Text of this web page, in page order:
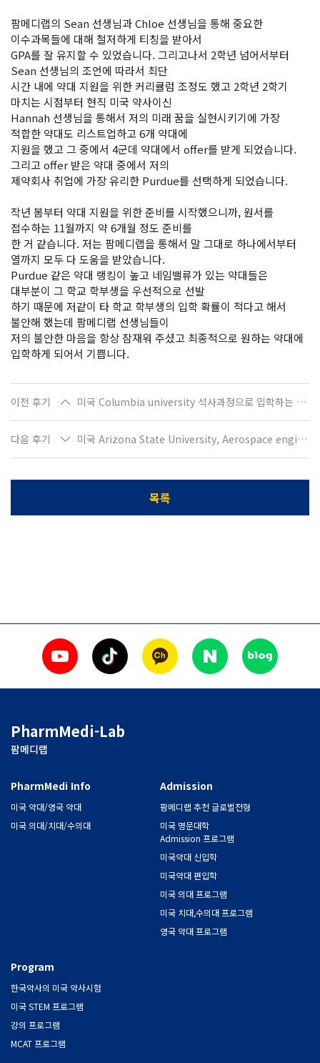
팜메디랩의 Sean 선생님과 Chloe 선생님을 통해 중요한
이수과목들에 대해 철저하게 티칭을 받아서
GPA를 잘 유지할 수 있었습니다. 그리고나서 2학년 넘어서부터
Sean 선생님의 조언에 따라서 최단
시간 내에 약대 지원을 위한 커리큘럼 조정도 했고 2학년 2학기
마치는 시점부터 현직 미국 약사이신
Hannah 선생님을 통해서 저의 미래 꿈을 실현시키기에 가장
적합한 약대도 리스트업하고 6개 약대에
지원을 했고 그 중에서 4군데 약대에서 offer를 받게 되었습니다.
그리고 offer 받은 약대 중에서 저의
제약회사 취업에 가장 유리한 Purdue를 선택하게 되었습니다.
작년 봄부터 약대 지원을 위한 준비를 시작했으니까, 원서를
접수하는 11월까지 약 6개월 정도 준비를
한 거 같습니다. 저는 팜메디랩을 통해서 말 그대로 하나에서부터
열까지 모두 다 도움을 받았습니다.
Purdue 같은 약대 랭킹이 높고 네임밸류가 있는 약대들은
대부분이 그 학교 학부생을 우선적으로 선발
하기 때문에 저같이 타 학교 학부생의 입학 확률이 적다고 해서
불안해 했는데 팜메디랩 선생님들이
저의 불안한 마음을 항상 잠재워 주셨고 최종적으로 원하는 약대에
입학하게 되어서 기쁩니다.
이전 후기 미국 Columbia university 석사과정으로 입학하는 장O우입니다
다음 후기 미국 Arizona State University, Aerospace engineering으로 편입학하는 황O석입니다
목록
PharmMedi-Lab
팜메디랩
PharmMedi Info
미국 약대/영국 약대
미국 의대/치대/수의대
Admission
팜메디랩 추천 글로벌전형
미국 명문대학
Admission 프로그램
미국약대 신입학
미국약대 편입학
미국 의대 프로그램
미국 치대,수의대 프로그램
영국 약대 프로그램
Program
한국약사의 미국 약사시험
미국 STEM 프로그램
강의 프로그램
MCAT 프로그램